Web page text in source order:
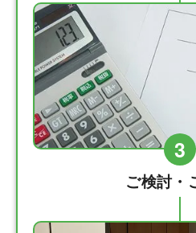
3
ご検討・